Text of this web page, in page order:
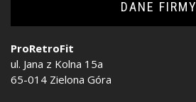
DANE FIRMY
ProRetroFit
ul. Jana z Kolna 15a
65-014 Zielona Góra